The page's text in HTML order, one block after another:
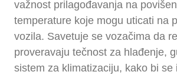
važnost prilagođavanja na
temperature koje mogu uticati na
vozila. Savetuje se vozačima da
proveravaju tečnost za hlađenje,
sistem za klimatizaciju, kako bi se